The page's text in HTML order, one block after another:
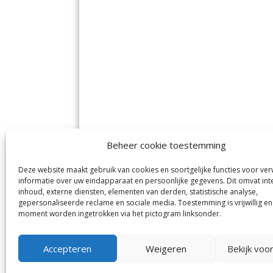
Beheer cookie toestemming
Deze website maakt gebruik van cookies en soortgelijke functies voor
informatie over uw eindapparaat en persoonlijke gegevens. Dit omvat
inhoud, externe diensten, elementen van derden, statistische analyse,
gepersonaliseerde reclame en sociale media. Toestemming is vrijwillig
moment worden ingetrokken via het pictogram linksonder.
Accepteren Weigeren Bekijk
De Nieuwe Meerbode
Visserstraat 10
1431 GJ Aalsmeer
0297-341900
info@meerbode.nl
en
De